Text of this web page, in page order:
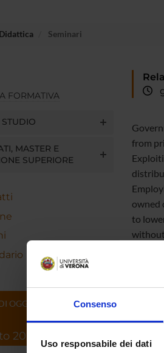
Consenso
Uso responsabile dei dati
Didattica Seminari
FORMATIVA
MASTER E
SUPERIORE
OGGI
2026
from
owned
to
without